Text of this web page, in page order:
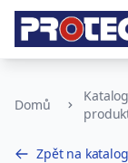
Domů
Katalog
Zpět na katalog